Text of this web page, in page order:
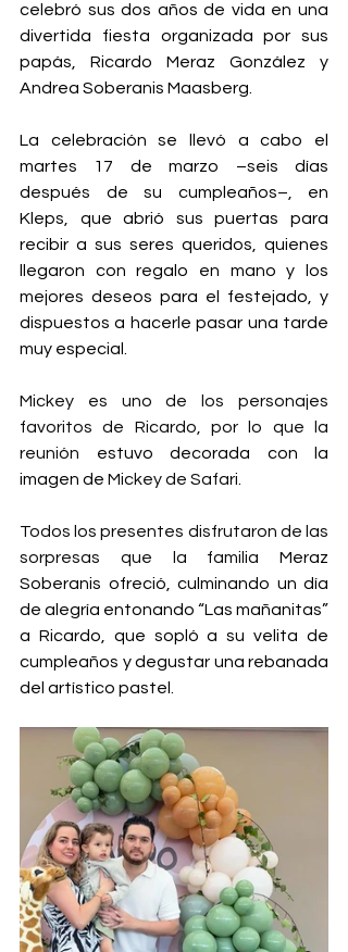
celebró sus dos años de vida en una
divertida fiesta organizada por sus
papás, Ricardo Meraz González y
Andrea Soberanis Maasberg.
La celebración se llevó a cabo el
martes 17 de marzo –seis días
después de su cumpleaños–, en
Kleps, que abrió sus puertas para
recibir a sus seres queridos, quienes
llegaron con regalo en mano y los
mejores deseos para el festejado, y
dispuestos a hacerle pasar una tarde
muy especial.
Mickey es uno de los personajes
favoritos de Ricardo, por lo que la
reunión estuvo decorada con la
imagen de Mickey de Safari.
Todos los presentes disfrutaron de las
sorpresas que la familia Meraz
Soberanis ofreció, culminando un día
de alegría entonando “Las mañanitas”
a Ricardo, que sopló a su velita de
cumpleaños y degustar una rebanada
del artístico pastel.